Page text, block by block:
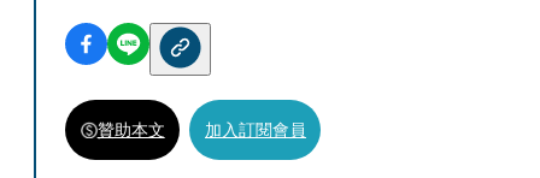
贊助本文 加入訂閱會員